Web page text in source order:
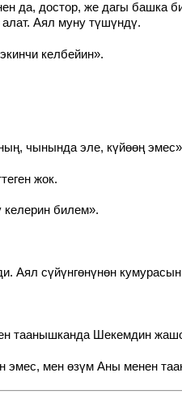
да, достор, же дагы башка
Аял муну түшүндү.
келбейин».
чынында эле, күйөөң
жок.
билем».
Аял сүйүнгөнүнөн
таанышканда Шекемдин
эмес, мен өзүм Аны менен